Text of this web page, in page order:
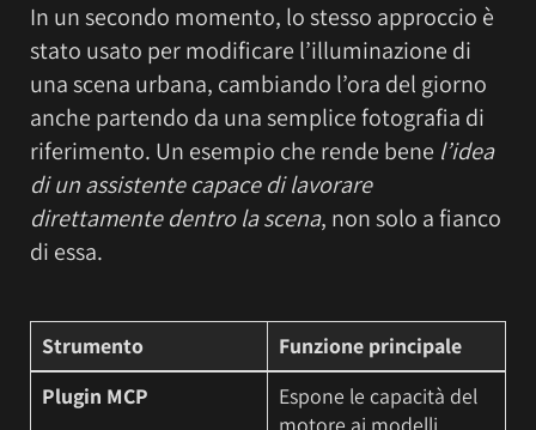
In un secondo momento, lo stesso approccio è
stato usato per modificare l’illuminazione di
una scena urbana, cambiando l’ora del giorno
anche partendo da una semplice fotografia di
riferimento. Un esempio che rende bene l’idea
di un assistente capace di lavorare
direttamente dentro la scena, non solo a fianco
di essa.
Strumento
Funzione principale
Plugin MCP
Espone le capacità del